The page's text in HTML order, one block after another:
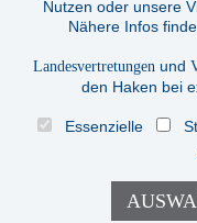
Jochen Heidt
LOGIN
DATENSCHUTZ
Nutzen oder unsere
Nähere Infos
Landesvertretungen und
den Haken bei
Essenzielle